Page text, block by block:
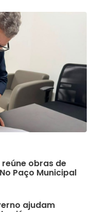
obras de
Paço Municipal
ajudam